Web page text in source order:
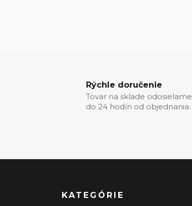
Rýchle doručenie
Tovar na sklade odosielame
do 24 hodín od objednania.
KATEGÓRIE